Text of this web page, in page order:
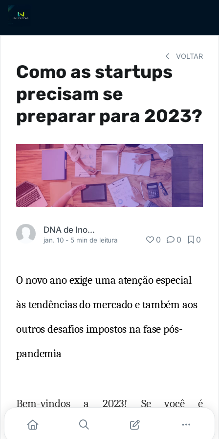
VOLTAR
Como as startups
precisam se
preparar para 2023?
DNA de Inovação
jan. 10 - 5 min de leitura 0 0 0
O novo ano exige uma atenção especial
às tendências do mercado e também aos
outros desafios impostos na fase pós-
pandemia
Bem-vindos a 2023! Se você é
empreendedor, é hora de colocar o